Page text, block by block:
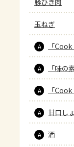
豚ひき肉
玉ねぎ
A 「
A 「味の
A 「
A 甘口し
A 酒